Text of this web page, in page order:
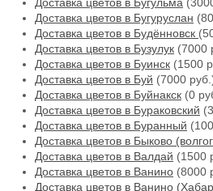
Доставка цветов в Бугуруслан
Доставка цветов в Будённовск
Доставка цветов в Бузулук (7000
Доставка цветов в Буинск (1500
Доставка цветов в Буй (7000
Доставка цветов в Буйнакск (0
Доставка цветов в Бураковский
Доставка цветов в Буранный
Доставка цветов в Быково
Доставка цветов в Валдай (1500
Доставка цветов в Ванино (8000
Доставка цветов в Ванино